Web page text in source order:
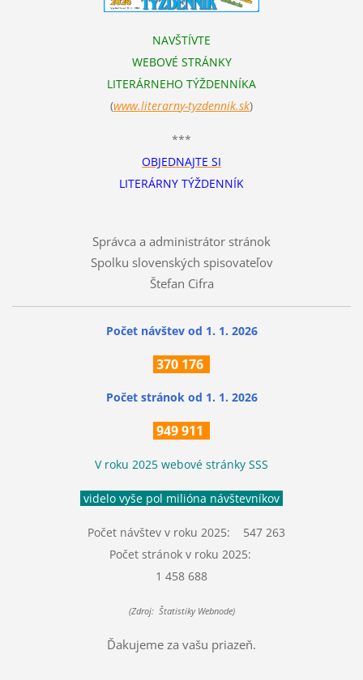
NAVŠTÍVTE
WEBOVÉ STRÁNKY
LITERÁRNEHO TÝŽDENNÍKA
(www.literarny-tyzdennik.sk)
***
OBJEDNAJTE SI
LITERÁRNY TÝŽDENNÍK
Správca a administrátor stránok
Spolku slovenských spisovateľov
Štefan Cifra
Počet návštev od 1. 1. 2026
370 176
Počet stránok od 1. 1. 2026
949 911
V roku 2025 webové stránky SSS
videlo vyše pol milióna návštevníkov
Počet návštev v roku 2025: 547 263
Počet stránok v roku 2025:
1 458 688
(Zdroj: Štatistiky Webnode)
Ďakujeme za vašu priazeň.